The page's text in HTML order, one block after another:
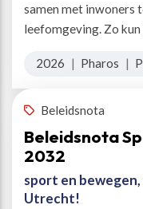
samen met inwoners
leefomgeving. Zo kun
2026 | Pharos |
Beleidsnota
Beleidsnota
2032
sport en
Utrecht!